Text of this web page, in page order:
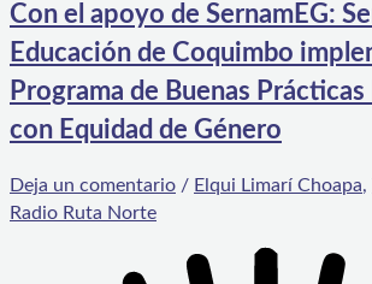
Con el apoyo de SernamEG:
Educación de Coquimbo
Programa de Buenas Prácticas
con Equidad de Género
Deja un comentario / Elqui Limarí Choapa,
Radio Ruta Norte